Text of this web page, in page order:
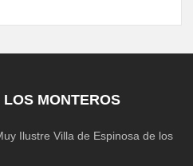
MONTEROS
Ilustre Villa de Espinosa de los